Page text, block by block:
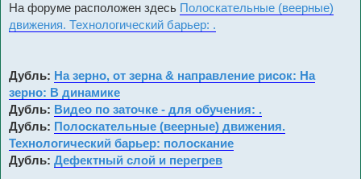
На форуме расположен здесь Полоскательные (веерные)
движения. Технологический барьер: .
Дубль: На зерно, от зерна & направление рисок: На
зерно: В динамике
Дубль: Видео по заточке - для обучения: .
Дубль: Полоскательные (веерные) движения.
Технологический барьер: полоскание
Дубль: Дефектный слой и перегрев